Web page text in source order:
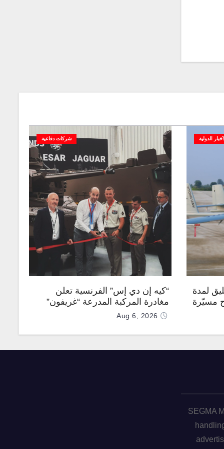
الدولية
لمدة
مسيّرة
شركات دفاعية
“كيه إن دي إس” الفرنسية تعلن
مغادرة المركبة المدرعة “غريفون”
رقم 1000 لخط الإنتاجAug 6, 2026
SEGMA